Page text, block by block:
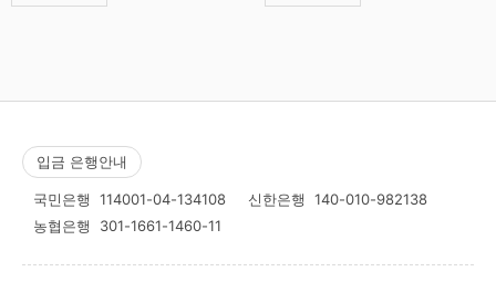
입금 은행안내
국민은행 114001-04-134108 신한은행 140-010-982138
농협은행 301-1661-1460-11